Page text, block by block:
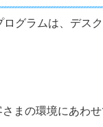
グラムは、デス
まの環境にあわ